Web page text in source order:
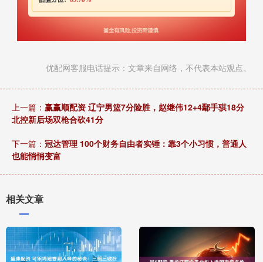
优配网客服电话提示：文章来自网络，不代表本站观点。
上一篇： 赢赢顺配资 辽宁男篮7分险胜，赵继伟12+4鄢手骐18分
北控新后场双枪合砍41分
下一篇： 冠达管理 100个财务自由者实锤：靠3个小习惯，普通人
也能悄悄变富
相关文章